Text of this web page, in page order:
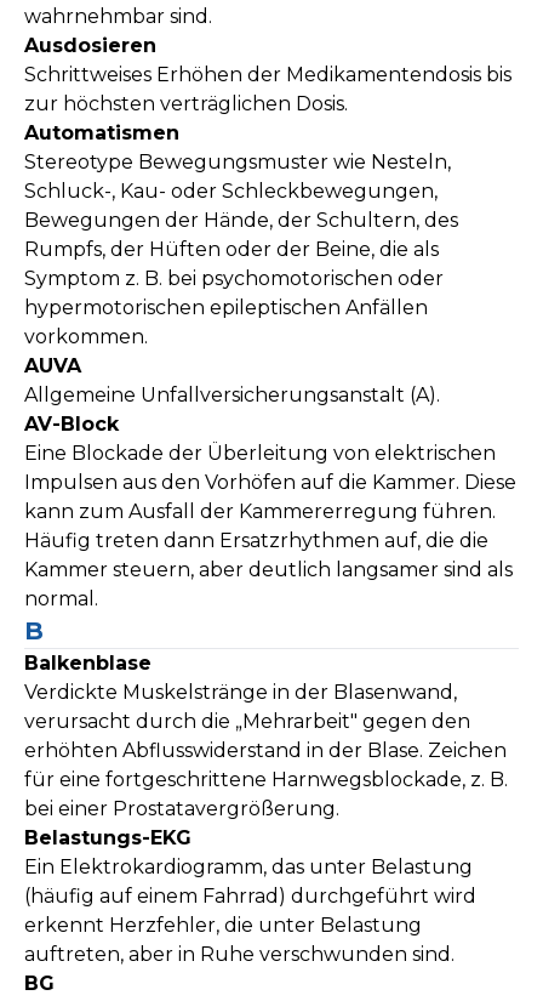
wahrnehmbar sind.
Ausdosieren
Schrittweises Erhöhen der Medikamentendosis bis
zur höchsten verträglichen Dosis.
Automatismen
Stereotype Bewegungsmuster wie Nesteln,
Schluck-, Kau- oder Schleckbewegungen,
Bewegungen der Hände, der Schultern, des
Rumpfs, der Hüften oder der Beine, die als
Symptom z. B. bei psychomotorischen oder
hypermotorischen epileptischen Anfällen
vorkommen.
AUVA
Allgemeine Unfallversicherungsanstalt (A).
AV-Block
Eine Blockade der Überleitung von elektrischen
Impulsen aus den Vorhöfen auf die Kammer. Diese
kann zum Ausfall der Kammererregung führen.
Häufig treten dann Ersatzrhythmen auf, die die
Kammer steuern, aber deutlich langsamer sind als
normal.
B
Balkenblase
Verdickte Muskelstränge in der Blasenwand,
verursacht durch die „Mehrarbeit" gegen den
erhöhten Abflusswiderstand in der Blase. Zeichen
für eine fortgeschrittene Harnwegsblockade, z. B.
bei einer Prostatavergrößerung.
Belastungs-EKG
Ein Elektrokardiogramm, das unter Belastung
(häufig auf einem Fahrrad) durchgeführt wird
erkennt Herzfehler, die unter Belastung
auftreten, aber in Ruhe verschwunden sind.
BG